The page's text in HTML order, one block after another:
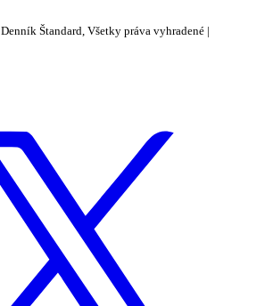
Denník Štandard, Všetky práva vyhradené |